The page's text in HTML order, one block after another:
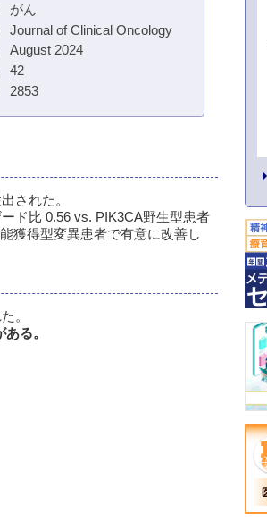
がん
Journal of Clinical Oncology
August 2024
42
2853
された。
ド比 0.56 vs. PIK3CA野生型患者
獲得型変異患者で有意に改善し
。
る。